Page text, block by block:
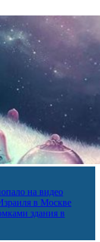
на видео
в Москве
здания в